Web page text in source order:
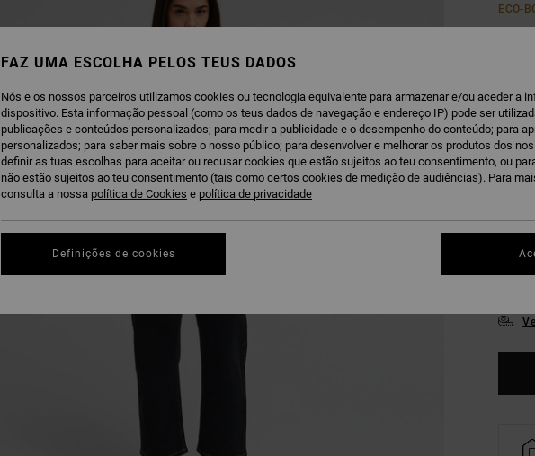
ECO-
COR
XS
FAZ UMA ESCOLHA PELOS TEUS DADOS
Nós e os nossos parceiros utilizamos cookies ou tecnologia equivalente para armazenar e/ou aceder a
dispositivo. Esta informação pessoal (como os teus dados de navegação e endereço IP) pode ser
publicações e conteúdos personalizados; para medir a publicidade e o desempenho do conteúdo; para
personalizados; para saber mais sobre o nosso público; para desenvolver e melhorar os produtos dos
definir as tuas escolhas para aceitar ou recusar cookies que estão sujeitos ao teu consentimento, ou
não estão sujeitos ao teu consentimento (tais como certos cookies de medição de audiências). Para
consulta a nossa política de Cookies e política de privacidade
Definições de cookies